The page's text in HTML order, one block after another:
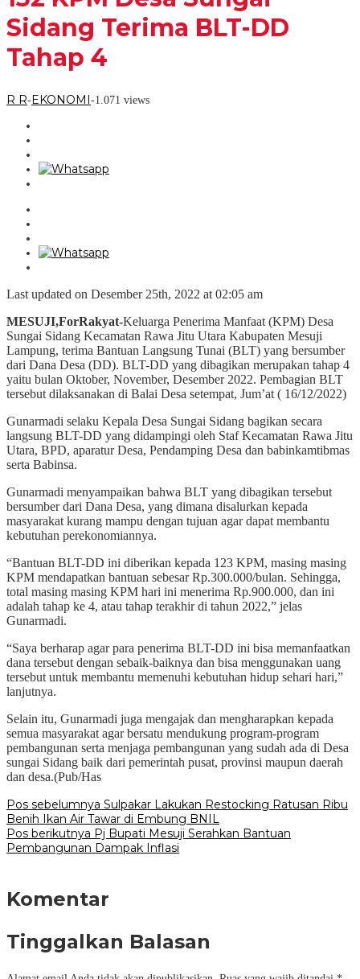
Sidang Terima BLT-DD
Tahap 4
R R-EKONOMI-1.071 views
Last updated on Desember 25th, 2022 at 02:05 am
MESUJI,ForRakyat-Keluarga Penerima Manfaat (KPM) Desa
Sungai Sidang Kecamatan Rawa Jitu Utara Kabupaten Mesuji
Lampung, terima Bantuan Langsung Tunai (BLT) yang bersumber
dari Dana Desa (DD). BLT-DD yang dibagikan merupakan tahap 4
yaitu bulan Oktober, November, Desember 2022. Pembagian BLT
tersebut dilaksanakan di Balai Desa setempat, Jum’at ( 16/12/2022)
Gunarmadi selaku Kepala Desa Sungai Sidang bagikan secara
langsung BLT-DD yang didampingi oleh Staf Kecamatan Rawa Jitu
Utara, BPD, aparatur Desa, Pendamping Desa dan babinkamtibmas
serta Babinsa.
Gunarmadi menyampaikan bahwa BLT yang dibagikan tersebut
bersumber dari Dana Desa, yang dimana disalurkan kepada
masyarakat kurang mampu dengan tujuan agar dapat membantu
kebutuhan perekonomiannya.
“Bantuan BLT-DD ini diberikan kepada 123 KPM, masing masing
KPM mendapatkan bantuan sebesar Rp.300.000/bulan. Sehingga,
total masing masing KPM hari ini menerima Rp.900.000, dan ini
adalah tahap ke 4, atau tahap terakhir di tahun 2022,” jelas
Gunarmadi.
“Saya berharap agar para penerima BLT-DD ini bisa memanfaatkan
dana tersebut dengan sebaik-baiknya dan bisa menggunakan uang
tersebut untuk membantu memenuhi kebutuhan hidup sehari hari,”
lanjutnya.
Selain itu, Gunarmadi juga mengajak dan mengharapkan kepada
semua masyarakat agar bersatu mendukung program-program
pembangunan serta menjaga pembangunan yang sudah ada di Desa
sungai Sidang baik dari pemerintah pusat, provinsi maupun daerah
dan desa.(Pub/Has
Navigasi
pos
Pos sebelumnya Sulpakar Lakukan Restocking Ratusan Ribu
Benih Ikan Air Tawar di Embung BNIL
Pos berikutnya Pj Bupati Mesuji Serahkan Bantuan
Pembangunan Dampak Inflasi
Komentar
Tinggalkan Balasan